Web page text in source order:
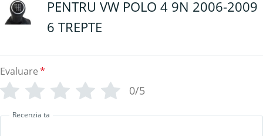
PENTRU VW POLO 4 9N 2006-2009
6 TREPTE
Evaluare*
0/5
Recenzia ta